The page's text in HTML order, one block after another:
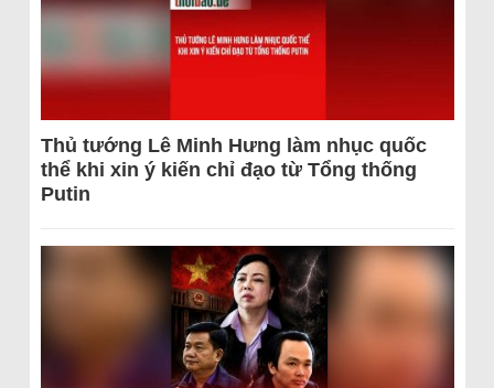
Thủ tướng Lê Minh Hưng làm nhục quốc
thể khi xin ý kiến chỉ đạo từ Tổng thống
Putin